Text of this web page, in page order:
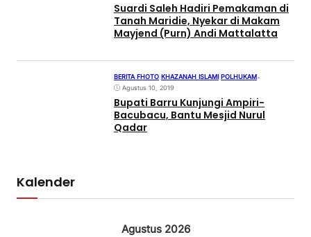
Suardi Saleh Hadiri Pemakaman di
Tanah Maridie, Nyekar di Makam
Mayjend (Purn) Andi Mattalatta
BERITA FHOTO KHAZANAH ISLAMI POLHUKAM•
Agustus 10, 2019
Bupati Barru Kunjungi Ampiri-
Bacubacu, Bantu Mesjid Nurul
Qadar
Kalender
Agustus 2026